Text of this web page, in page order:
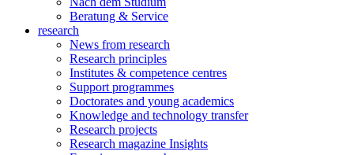
Beratung & Service
research
News from research
Research principles
Institutes & competence centres
Support programmes
Doctorates and young academics
Knowledge and technology transfer
Research projects
Research magazine Insights